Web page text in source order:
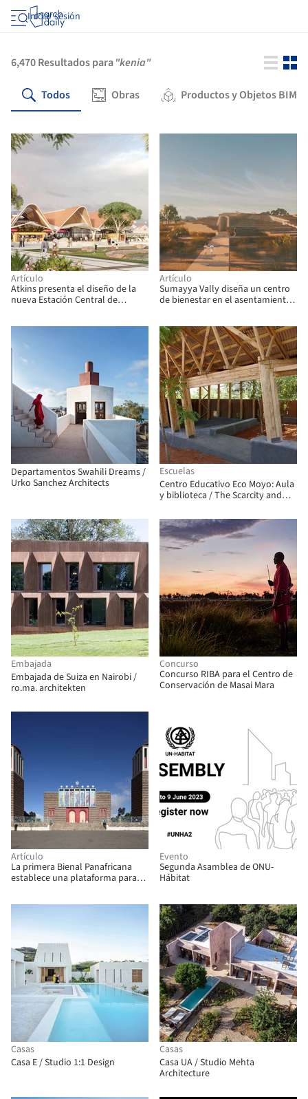
Iniciar sesión
6,470Resultados para"kenia"
Todos Obras Productos y Objetos BIM
Artículo
Atkins presenta el diseño de la
nueva Estación Central de
Artículo
Sumayya Vally diseña un centro
de bienestar en el asentamiento
Departamentos Swahili Dreams /
Urko Sanchez Architects
Escuelas
Centro Educativo Eco Moyo: Aula
y biblioteca / The Scarcity and
Embajada
Embajada de Suiza en Nairobi /
ro.ma. architekten
Concurso
Concurso RIBA para el Centro de
Conservación de Masai Mara
Artículo
La primera Bienal Panafricana
establece una plataforma para
Evento
Segunda Asamblea de ONU-
Hábitat
Casas
Casa E / Studio 1:1 Design
Casas
Casa UA / Studio Mehta
Architecture